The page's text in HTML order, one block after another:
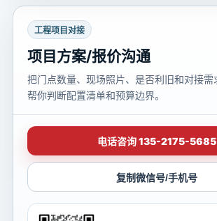
工程项目对接
项目方案/报价沟通
把门点数量、现场照片、是否利旧和对接需
帮你判断配置清单和预算边界。
电话咨询 135-2175-5685
复制微信号/手机号